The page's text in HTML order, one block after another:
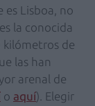
Lisboa, no
la conocida
kilómetros de
las han
arenal de
o aquí). Elegir